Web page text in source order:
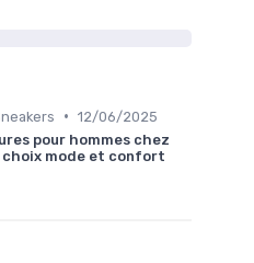
• 12/06/2025
pour hommes chez
choix mode et confort